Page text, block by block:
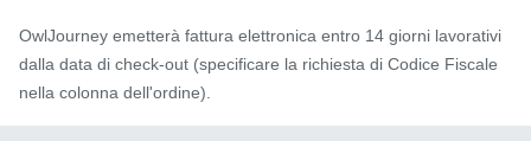
OwlJourney emetterà fattura elettronica entro 14 giorni lavorativi
dalla data di check-out (specificare la richiesta di Codice Fiscale
nella colonna dell'ordine).